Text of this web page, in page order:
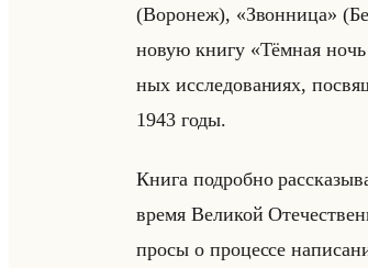
(Во­ро­неж), «Звонница»
новую книгу «Тёмная
ных ис­сле­до­ва­ни­ях,
1943 годы.
Книга по­дроб­но
время Ве­ли­кой
про­сы о про­цес­се